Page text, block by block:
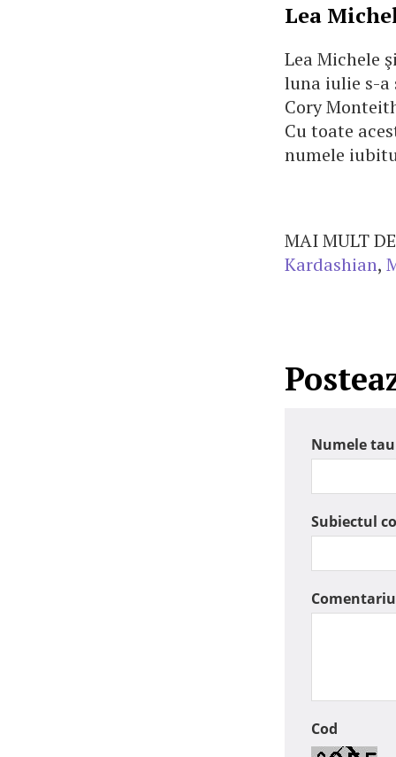
Lea
Lea Michele
luna iulie s-a
Cory
Cu toate
numele
MAI MULT
Kardashian,
Numele tau
Subiectul
Cod